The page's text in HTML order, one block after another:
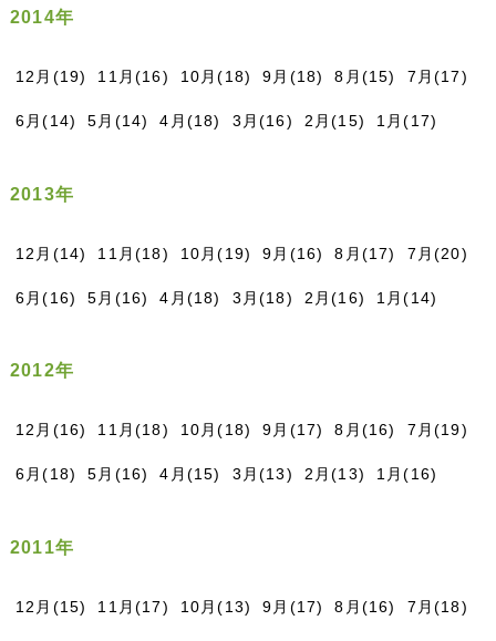
2014年
12月(19) 11月(16) 10月(18) 9月(18) 8月(15) 7月(17)
6月(14) 5月(14) 4月(18) 3月(16) 2月(15) 1月(17)
2013年
12月(14) 11月(18) 10月(19) 9月(16) 8月(17) 7月(20)
6月(16) 5月(16) 4月(18) 3月(18) 2月(16) 1月(14)
2012年
12月(16) 11月(18) 10月(18) 9月(17) 8月(16) 7月(19)
6月(18) 5月(16) 4月(15) 3月(13) 2月(13) 1月(16)
2011年
12月(15) 11月(17) 10月(13) 9月(17) 8月(16) 7月(18)